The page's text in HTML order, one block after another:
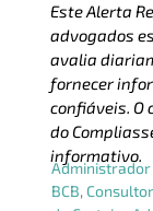
Este Alerta
advogados
avalia
fornecer
confiáveis. O
do
informativo.
BCB,